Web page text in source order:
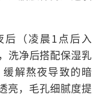
后（凌晨1点后入
洗净后搭配保湿乳
解熬夜导致的暗
亮，毛孔细腻度提